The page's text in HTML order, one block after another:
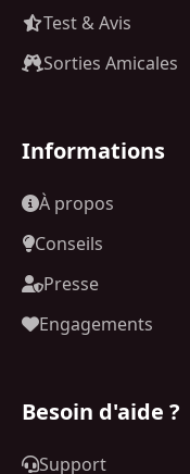
Test & Avis
Sorties Amicales
Informations
À propos
Conseils
Presse
Engagements
Besoin d'aide ?
Support